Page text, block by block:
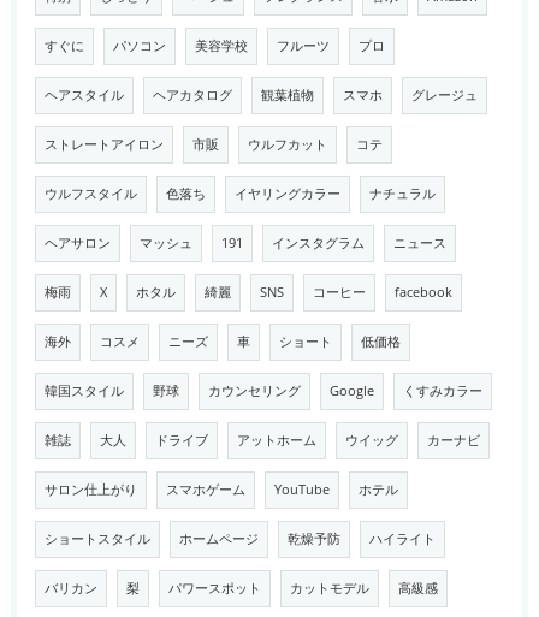
すぐに パソコン 美容学校 フルーツ プロ
ヘアスタイル ヘアカタログ 観葉植物 スマホ グレージュ
ストレートアイロン 市販 ウルフカット コテ
ウルフスタイル 色落ち イヤリングカラー ナチュラル
ヘアサロン マッシュ 191 インスタグラム ニュース
梅雨 X ホタル 綺麗 SNS コーヒー facebook
海外 コスメ ニーズ 車 ショート 低価格
韓国スタイル 野球 カウンセリング Google くすみカラー
雑誌 大人 ドライブ アットホーム ウイッグ カーナビ
サロン仕上がり スマホゲーム YouTube ホテル
ショートスタイル ホームページ 乾燥予防 ハイライト
バリカン 梨 パワースポット カットモデル 高級感